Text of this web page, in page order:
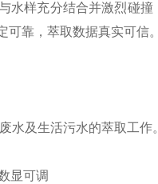
水样充分结合并激烈碰
靠，萃取数据真实可信。
水及生活污水的萃取工
显可调